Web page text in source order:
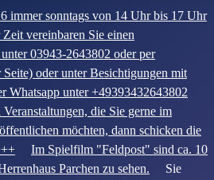
immer sonntags von 14 Uhr bis 17 Uhr
vereinbaren Sie einen
03943-2643802 oder per
oder unter Besichtigungen mit
Whatsapp unter +49393432643802
Veranstaltungen, die Sie gerne im
möchten, dann schicken die
Im Spielfilm "Feldpost" sind ca. 10
Parchen zu sehen. Sie